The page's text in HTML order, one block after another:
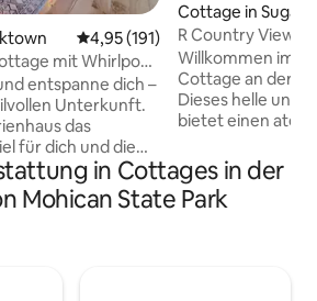
Durchschnittliche Bewertung:
4,95 (191)
mit Whirlpool
entspanne dich –
Unterkunft.
das
für dich und die
seine Lage einfach,
und
Cottage in
R Country View
Ridge Road
Willkommen im
Cottage an der
Dieses helle und
bietet einen
oder von unserer
dem Moment an,
wird sich dieses
in Cottages in der
Mohican State Park